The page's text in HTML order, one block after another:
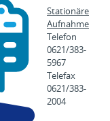
Stationäre
Aufnahme
Telefon
0621/383-
5967
Telefax
0621/383-
2004